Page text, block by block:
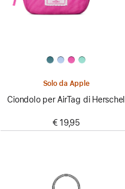
Solo da Apple
Ciondolo per AirTag di Herschel
€ 19,95